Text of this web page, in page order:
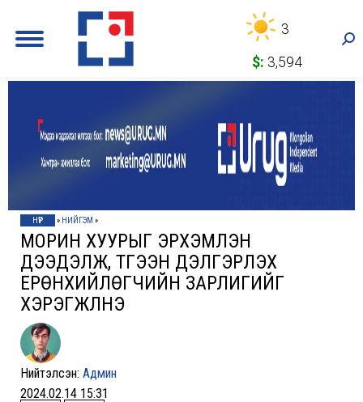
3
$: 3,594
НҮҮР » НИЙГЭМ »
МОРИН ХУУРЫГ ЭРХЭМЛЭН
ДЭЭДЭЛЖ, ТҮГЭЭН ДЭЛГЭРҮҮЛЭХ
ЕРӨНХИЙЛӨГЧИЙН ЗАРЛИГИЙГ
ХЭРЭГЖҮҮЛНЭ
Нийтэлсэн: Админ
2024.02.14 15:31